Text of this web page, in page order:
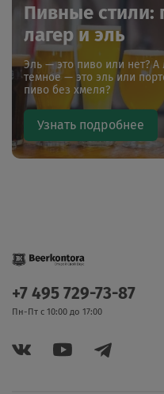
Пивные стили:
лагер и эль
Эль — это пиво или нет? А
темное — это эль или
пиво без хмеля?
Узнать подробнее
+7 495 729-73-87
Пн-Пт с 10:00 до 17:00